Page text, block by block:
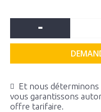
-
Et nous
vous garantissons
offre tarifaire.